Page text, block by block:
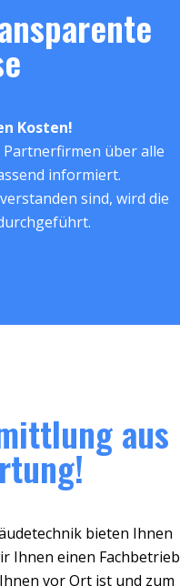
Kosten!
über alle
informiert.
sind, wird die
aus
bieten Ihnen
Ihnen einen Fachbetrieb
vor Ort ist und zum